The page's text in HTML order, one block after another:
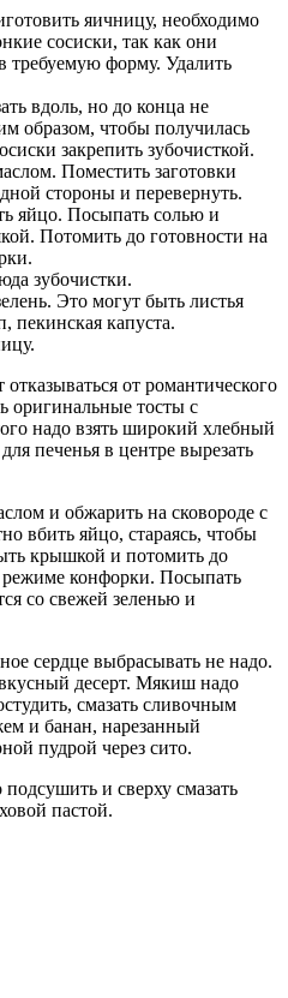
яичницу, необходимо
сосиски, так как они
требуемую форму. Удалить
вдоль, но до конца не
образом, чтобы получилась
закрепить зубочисткой.
Поместить заготовки
стороны и перевернуть.
яйцо. Посыпать солью и
Потомить до готовности на
зубочистки.
Это могут быть листья
пекинская капуста.
от романтического
оригинальные тосты с
надо взять широкий хлебный
печенья в центре вырезать
и обжарить на сковороде с
вбить яйцо, стараясь, чтобы
крышкой и потомить до
конфорки. Посыпать
со свежей зеленью и
сердце выбрасывать не надо.
десерт. Мякиш надо
смазать сливочным
и банан, нарезанный
пудрой через сито.
и сверху смазать
пастой.